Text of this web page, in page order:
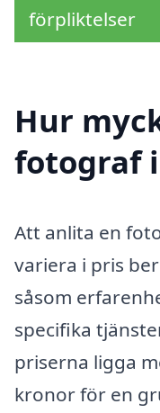
förpliktelser
Hur
fotograf
Att anlita en
variera i pris
såsom
specifika
priserna ligga
kronor för en